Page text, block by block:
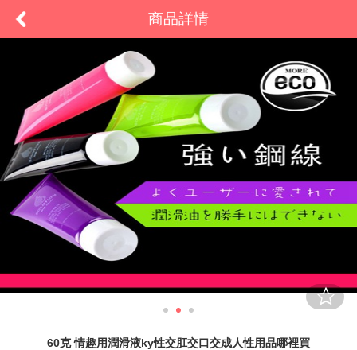
商品詳情
60克 情趣用潤滑液ky性交肛交口交成人性用品哪裡買